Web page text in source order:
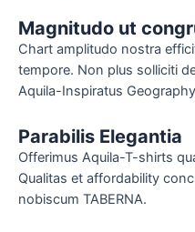
Magnitudo ut
Chart amplitudo nostra
tempore. Non plus solliciti
Aquila-Inspiratus
Parabilis Elegantia
Offerimus Aquila-T-shirts
Qualitas et affordability
nobiscum TABERNA.